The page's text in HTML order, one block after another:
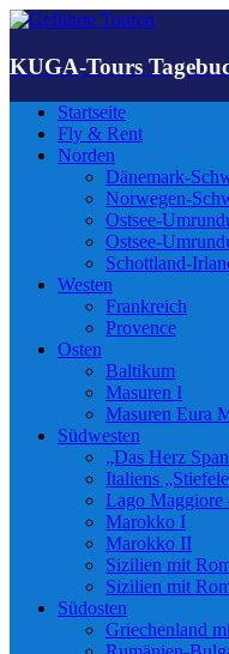
KUGA-Tours
Startseite
Fly & Rent
Norden
Dänemark-
Norwegen-
Ostsee-
Ostsee-
Schottland-
Westen
Frankreich
Provence
Osten
Baltikum
Masuren I
Masuren Eura
Südwesten
„Das Herz
Italiens
Lago Maggiore
Marokko I
Marokko II
Sizilien mit
Sizilien mit
Südosten
Griechenland